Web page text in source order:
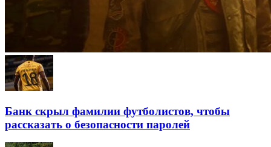
Банк скрыл фамилии футболистов, чтобы
рассказать о безопасности паролей